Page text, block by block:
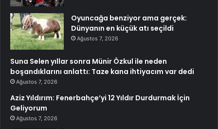
Oyuncağa benziyor ama gerçek:
Dünyanın en küçük atı seçildi
Ağustos 7, 2026
Suna Selen yıllar sonra Münir Özkul ile neden
boşandıklarını anlattı: Taze kana ihtiyacım var dedi
Ağustos 7, 2026
Aziz Yıldırım: Fenerbahçe’yi 12 Yıldır Durdurmak İçin
Geliyorum
Ağustos 7, 2026